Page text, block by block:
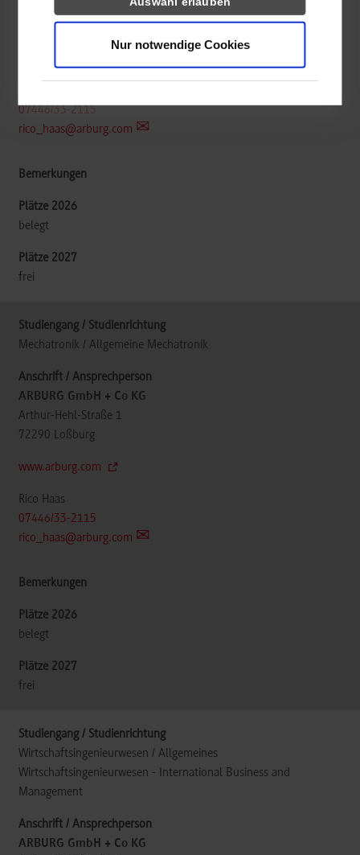
Nur notwendige Cookies
Loßburg
07446/33-2115
rico_haas@arburg.com
belegt
frei
Mechatronik / Allgemeine Mechatronik
ARBURG GmbH + Co KG
Arthur-Hehl-Straße 1
72290 Loßburg
www.arburg.com
Rico Haas
07446/33-2115
rico_haas@arburg.com
belegt
frei
Wirtschaftsingenieurwesen / Allgemeines
Wirtschaftsingenieurwesen - International Business and
Management
ARBURG GmbH + Co KG